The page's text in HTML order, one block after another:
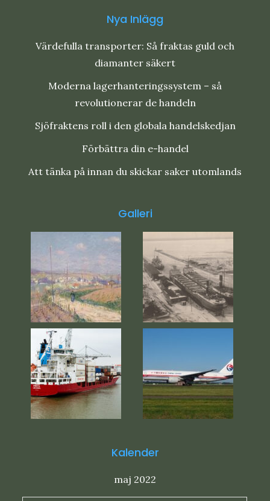
Nya Inlägg
Värdefulla transporter: Så fraktas guld och
diamanter säkert
Moderna lagerhanteringssystem – så
revolutionerar de handeln
Sjöfraktens roll i den globala handelskedjan
Förbättra din e-handel
Att tänka på innan du skickar saker utomlands
Galleri
Kalender
maj 2022